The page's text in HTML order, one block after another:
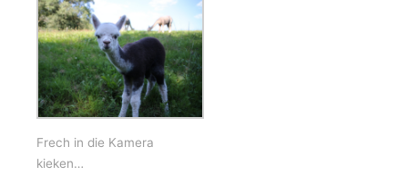
Frech in die Kamera
kieken…